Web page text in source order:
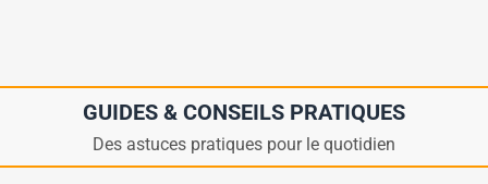
GUIDES & CONSEILS PRATIQUES
Des astuces pratiques pour le quotidien